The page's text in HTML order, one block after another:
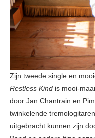
Zijn tweede single en
Restless Kind is mooi-
door Jan Chantrain en
twinkelende
uitgebracht kunnen zijn